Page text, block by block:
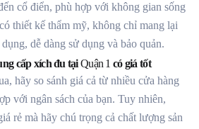
cổ điển, phù hợp với không gian sống
thiết kế thẩm mỹ, không chỉ mang lại
dễ dàng sử dụng và bảo quản.
cấp xích đu tạiQuận 1 có giá tốt
hãy so sánh giá cả từ nhiều cửa hàng
với ngân sách của bạn. Tuy nhiên,
rẻ mà hãy chú trọng cả chất lượng sản